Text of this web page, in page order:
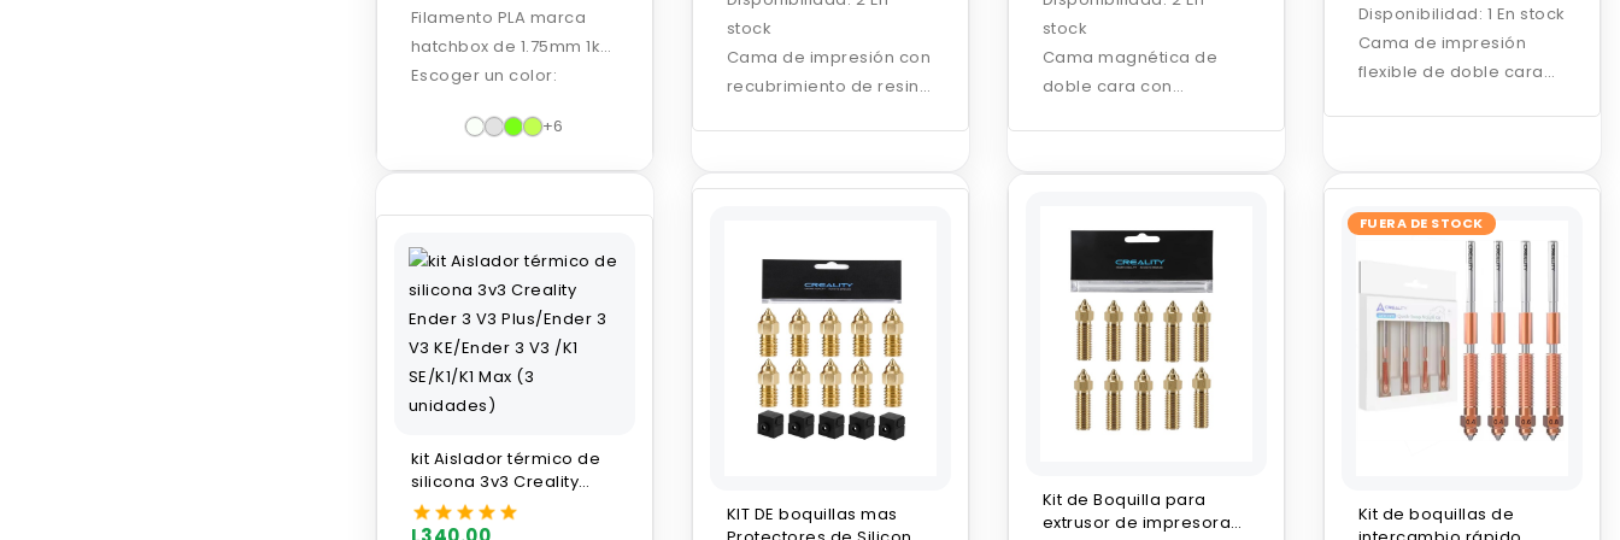
Filamento PLA marca
hatchbox de 1.75mm 1kg
cada carrete.
Escoger un color:
+6
stock
Cama de impresión con
recubrimiento de resina
alta resistencia al
las piezas impresas.
stock
Cama magnética de
doble cara con
para ofrecer excelente
extracción de las piezas
y una mayor vida útil.
Disponibilidad: 1 En stock
Cama de impresión
flexible de doble cara
adherencia, alta
resistencia al desgaste
y una extracción
sencilla de las piezas.
kit Aislador térmico de
silicona 3v3 Creality
Ender 3 V3 Plus/Ender 3
V3 KE/Ender 3 V3 /K1
KIT DE boquillas mas
Kit de Boquilla para
extrusor de impresora
FUERA DE STOCK
Kit de boquillas de